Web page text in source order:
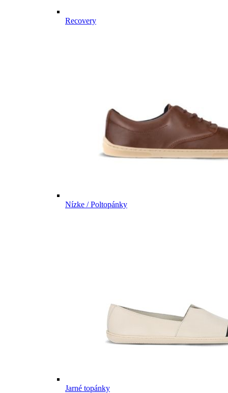
Recovery
Nízke / Poltopánky
Jarné topánky